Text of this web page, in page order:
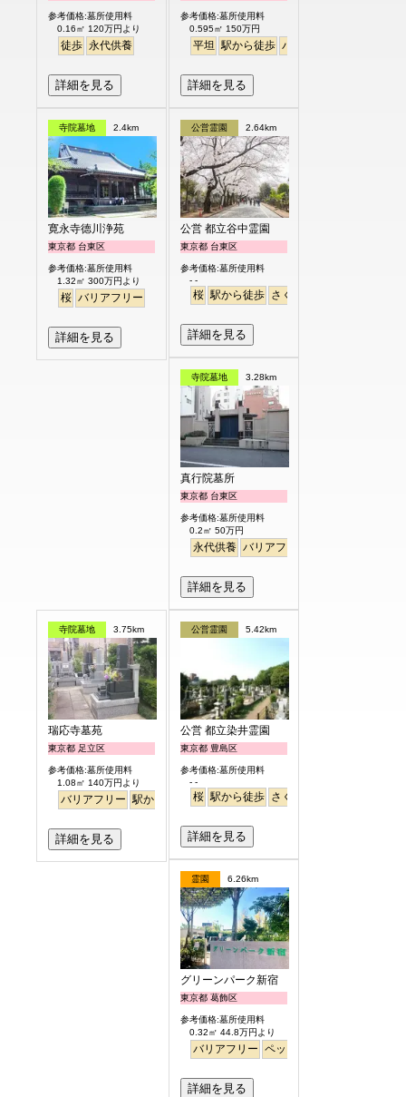
参考価格:墓所使用料
0.16㎡ 120万円より
徒歩 永代供養
詳細を見る
参考価格:墓所使用料
0.595㎡ 150万円
平坦 駅から徒歩 バリアフリー
詳細を見る
寺院墓地 2.4km
寛永寺德川浄苑
東京都 台東区
参考価格:墓所使用料
1.32㎡ 300万円より
桜 バリアフリー
詳細を見る
公営霊園 2.64km
公営 都立谷中霊園
東京都 台東区
参考価格:墓所使用料
- -
桜 駅から徒歩 さくら
詳細を見る
寺院墓地 3.28km
真行院墓所
東京都 台東区
参考価格:墓所使用料
0.2㎡ 50万円
永代供養 バリアフリー
詳細を見る
寺院墓地 3.75km
瑞応寺墓苑
東京都 足立区
参考価格:墓所使用料
1.08㎡ 140万円より
バリアフリー 駅から徒歩
詳細を見る
公営霊園 5.42km
公営 都立染井霊園
東京都 豊島区
参考価格:墓所使用料
- -
桜 駅から徒歩 さくら
詳細を見る
霊園 6.26km
グリーンパーク新宿
東京都 葛飾区
参考価格:墓所使用料
0.32㎡ 44.8万円より
バリアフリー ペット
詳細を見る